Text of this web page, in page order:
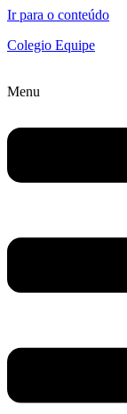
Ir para o conteúdo
Colegio Equipe
Menu